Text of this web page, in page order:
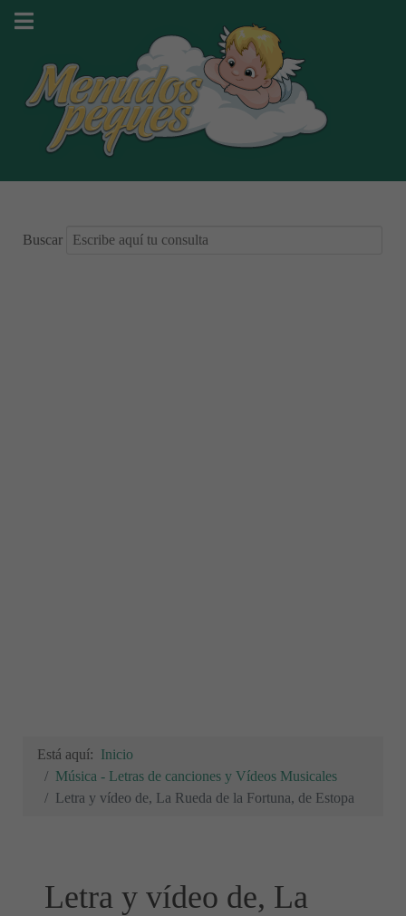
Buscar
Está aquí: Inicio
Música - Letras de canciones y Vídeos Musicales
Letra y vídeo de, La Rueda de la Fortuna, de Estopa
Letra y vídeo de, La